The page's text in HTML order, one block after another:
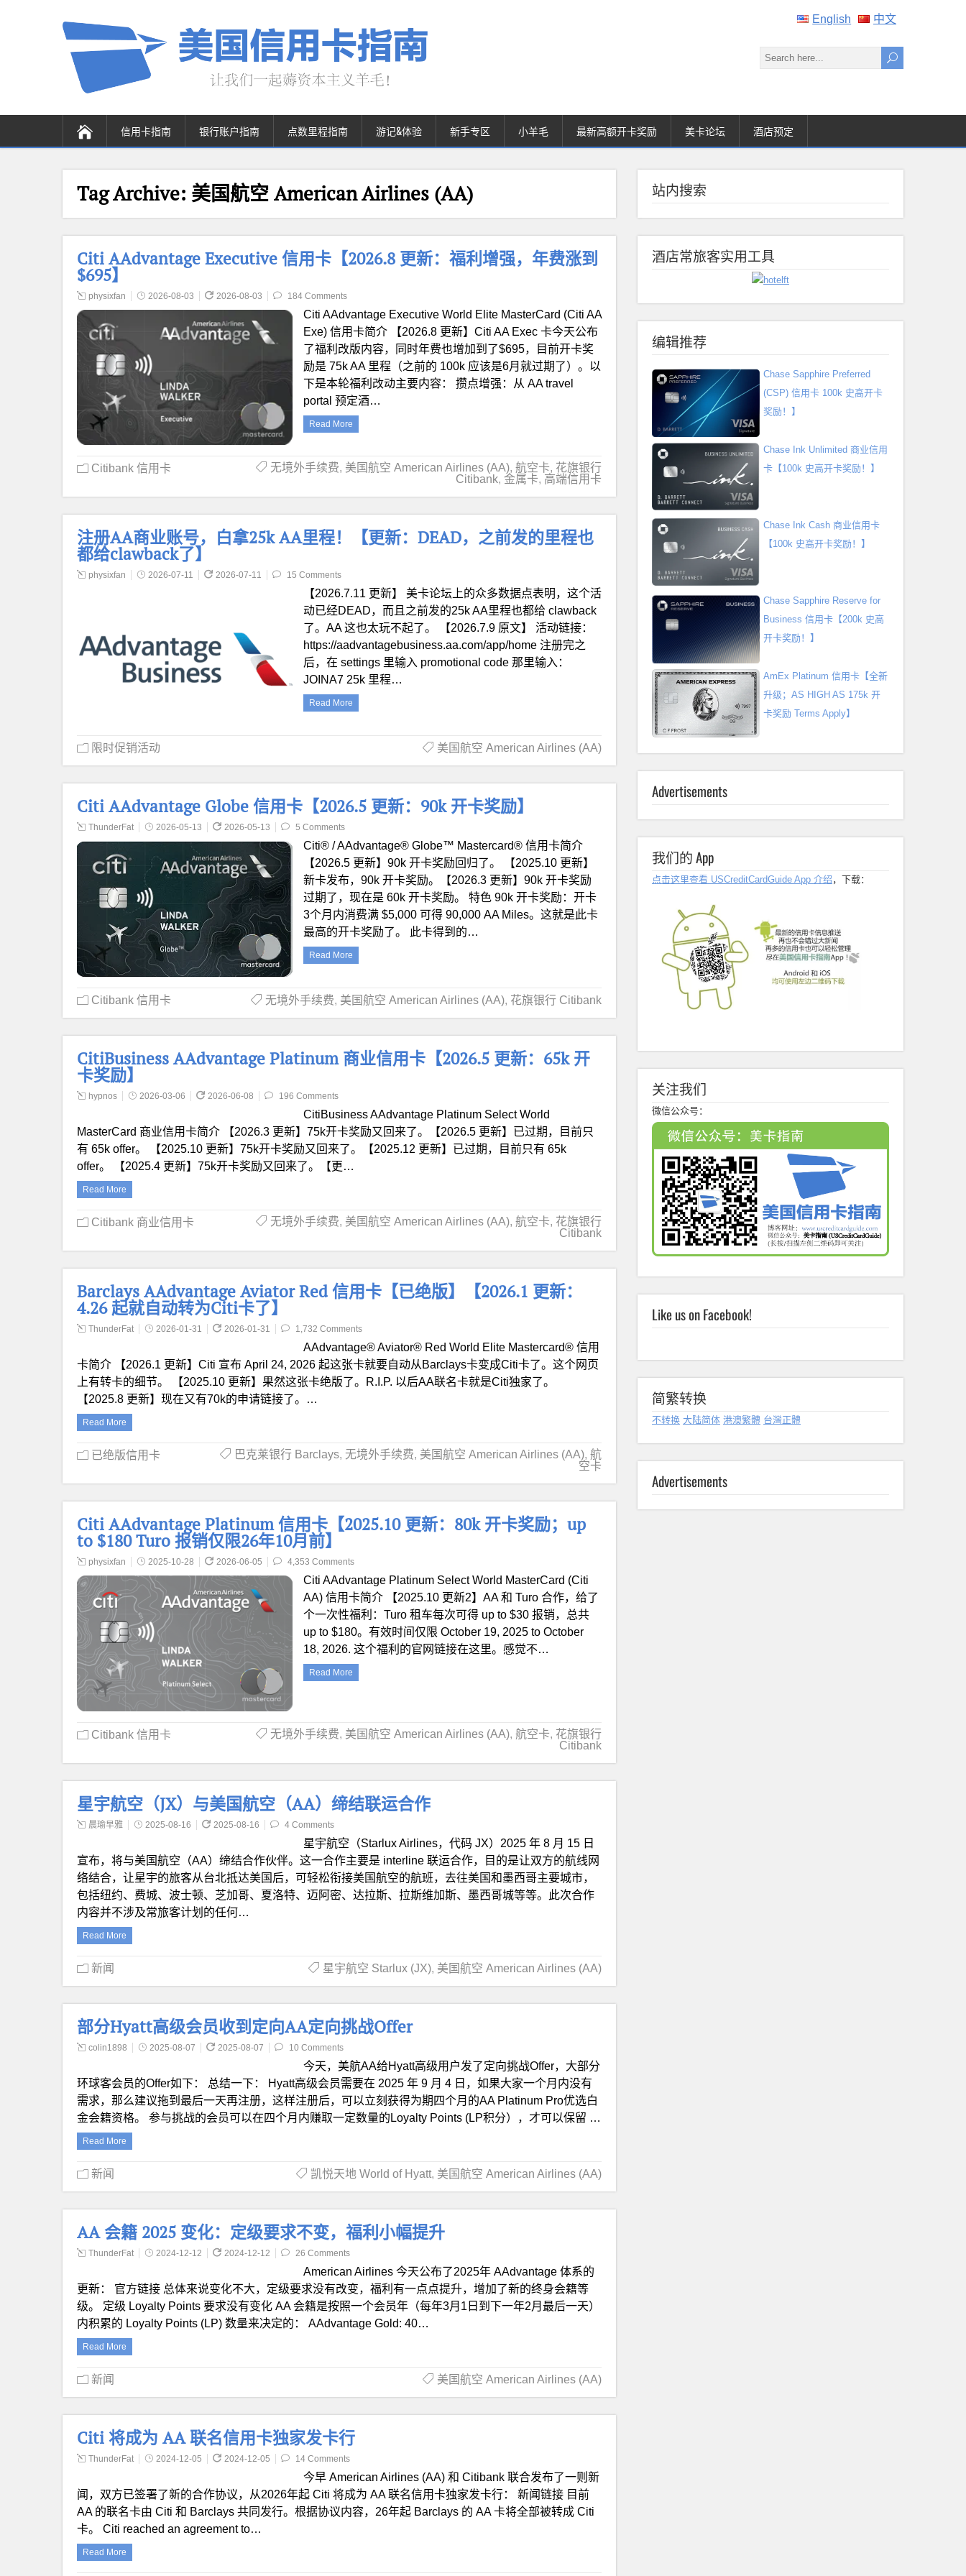
English 中文
信用卡指南 银行账户指南 点数里程指南 游记&体验 新手专区 小羊毛 最新高额开卡奖励 美卡论坛 酒店预定
Tag Archive: 美国航空 American Airlines (AA)
Citi AAdvantage Executive 信用卡【2026.8 更新：福利增强，年费涨到
$695】
physixfan 2026-08-03 2026-08-03 184 Comments
Citi AAdvantage Executive World Elite MasterCard (Citi AA
Exe) 信用卡简介 【2026.8 更新】Citi AA Exec 卡今天公布
了福利改版内容，同时年费也增加到了$695，目前开卡奖
励是 75k AA 里程（之前的 100k 应该是6月就过期了）。以
下是本轮福利改动主要内容： 攒点增强：从 AA travel
portal 预定酒…
Read More
Citibank 信用卡 无境外手续费, 美国航空 American Airlines (AA), 航空卡, 花旗银行
Citibank, 金属卡, 高端信用卡
注册AA商业账号，白拿25k AA里程！【更新：DEAD，之前发的里程也
都给clawback了】
physixfan 2026-07-11 2026-07-11 15 Comments
【2026.7.11 更新】 美卡论坛上的众多数据点表明，这个活
动已经DEAD，而且之前发的25k AA里程也都给 clawback
了。AA 这也太玩不起了。 【2026.7.9 原文】 活动链接：
https://aadvantagebusiness.aa.com/app/home 注册完之
后，在 settings 里输入 promotional code 那里输入：
JOINA7 25k 里程…
Read More
限时促销活动 美国航空 American Airlines (AA)
Citi AAdvantage Globe 信用卡【2026.5 更新：90k 开卡奖励】
ThunderFat 2026-05-13 2026-05-13 5 Comments
Citi® / AAdvantage® Globe™ Mastercard® 信用卡简介
【2026.5 更新】90k 开卡奖励回归了。 【2025.10 更新】
新卡发布，90k 开卡奖励。【2026.3 更新】90k 开卡奖励
过期了，现在是 60k 开卡奖励。 特色 90k 开卡奖励：开卡
3个月内消费满 $5,000 可得 90,000 AA Miles。这就是此卡
最高的开卡奖励了。 此卡得到的…
Read More
Citibank 信用卡 无境外手续费, 美国航空 American Airlines (AA), 花旗银行 Citibank
CitiBusiness AAdvantage Platinum 商业信用卡【2026.5 更新：65k 开
卡奖励】
hypnos 2026-03-06 2026-06-08 196 Comments
CitiBusiness AAdvantage Platinum Select World
MasterCard 商业信用卡简介 【2026.3 更新】75k开卡奖励又回来了。【2026.5 更新】已过期，目前只
有 65k offer。 【2025.10 更新】75k开卡奖励又回来了。【2025.12 更新】已过期，目前只有 65k
offer。 【2025.4 更新】75k开卡奖励又回来了。【更…
Read More
Citibank 商业信用卡 无境外手续费, 美国航空 American Airlines (AA), 航空卡, 花旗银行
Citibank
Barclays AAdvantage Aviator Red 信用卡【已绝版】【2026.1 更新：
4.26 起就自动转为Citi卡了】
ThunderFat 2026-01-31 2026-01-31 1,732 Comments
AAdvantage® Aviator® Red World Elite Mastercard® 信用
卡简介 【2026.1 更新】Citi 宣布 April 24, 2026 起这张卡就要自动从Barclays卡变成Citi卡了。这个网页
上有转卡的细节。 【2025.10 更新】果然这张卡绝版了。R.I.P. 以后AA联名卡就是Citi独家了。
【2025.8 更新】现在又有70k的申请链接了。…
Read More
已绝版信用卡 巴克莱银行 Barclays, 无境外手续费, 美国航空 American Airlines (AA), 航
空卡
Citi AAdvantage Platinum 信用卡【2025.10 更新：80k 开卡奖励；up
to $180 Turo 报销仅限26年10月前】
physixfan 2025-10-28 2026-06-05 4,353 Comments
Citi AAdvantage Platinum Select World MasterCard (Citi
AA) 信用卡简介 【2025.10 更新2】AA 和 Turo 合作，给了
个一次性福利：Turo 租车每次可得 up to $30 报销，总共
up to $180。有效时间仅限 October 19, 2025 to October
18, 2026. 这个福利的官网链接在这里。感觉不…
Read More
Citibank 信用卡 无境外手续费, 美国航空 American Airlines (AA), 航空卡, 花旗银行
Citibank
星宇航空（JX）与美国航空（AA）缔结联运合作
晨瑜早雅 2025-08-16 2025-08-16 4 Comments
星宇航空（Starlux Airlines，代码 JX）2025 年 8 月 15 日
宣布，将与美国航空（AA）缔结合作伙伴。这一合作主要是 interline 联运合作，目的是让双方的航线网
络结合，让星宇的旅客从台北抵达美国后，可轻松衔接美国航空的航班，去往美国和墨西哥主要城市，
包括纽约、费城、波士顿、芝加哥、夏洛特、迈阿密、达拉斯、拉斯维加斯、墨西哥城等等。此次合作
内容并不涉及常旅客计划的任何…
Read More
新闻 星宇航空 Starlux (JX), 美国航空 American Airlines (AA)
部分Hyatt高级会员收到定向AA定向挑战Offer
colin1898 2025-08-07 2025-08-07 10 Comments
今天，美航AA给Hyatt高级用户发了定向挑战Offer，大部分
环球客会员的Offer如下： 总结一下： Hyatt高级会员需要在 2025 年 9 月 4 日，如果大家一个月内没有
需求，那么建议拖到最后一天再注册，这样注册后，可以立刻获得为期四个月的AA Platinum Pro优选白
金会籍资格。 参与挑战的会员可以在四个月内赚取一定数量的Loyalty Points (LP积分），才可以保留 …
Read More
新闻 凯悦天地 World of Hyatt, 美国航空 American Airlines (AA)
AA 会籍 2025 变化：定级要求不变，福利小幅提升
ThunderFat 2024-12-12 2024-12-12 26 Comments
American Airlines 今天公布了2025年 AAdvantage 体系的
更新： 官方链接 总体来说变化不大，定级要求没有改变，福利有一点点提升，增加了新的终身会籍等
级。 定级 Loyalty Points 要求没有变化 AA 会籍是按照一个会员年（每年3月1日到下一年2月最后一天）
内积累的 Loyalty Points (LP) 数量来决定的： AAdvantage Gold: 40…
Read More
新闻 美国航空 American Airlines (AA)
Citi 将成为 AA 联名信用卡独家发卡行
ThunderFat 2024-12-05 2024-12-05 14 Comments
今早 American Airlines (AA) 和 Citibank 联合发布了一则新
闻，双方已签署了新的合作协议，从2026年起 Citi 将成为 AA 联名信用卡独家发卡行： 新闻链接 目前
AA 的联名卡由 Citi 和 Barclays 共同发行。根据协议内容，26年起 Barclays 的 AA 卡将全部被转成 Citi
卡。 Citi reached an agreement to…
Read More
站内搜索
酒店常旅客实用工具
编辑推荐
Chase Sapphire Preferred
(CSP) 信用卡 100k 史高开卡
奖励！】
Chase Ink Unlimited 商业信用
卡【100k 史高开卡奖励！】
Chase Ink Cash 商业信用卡
【100k 史高开卡奖励！】
Chase Sapphire Reserve for
Business 信用卡【200k 史高
开卡奖励！】
AmEx Platinum 信用卡【全新
升级；AS HIGH AS 175k 开
卡奖励 Terms Apply】
Advertisements
我们的 App
点击这里查看 USCreditCardGuide App 介绍 ，下载：
关注我们
微信公众号：
Like us on Facebook!
简繁转换
不转换 大陆简体 港澳繁體 台灣正體
Advertisements